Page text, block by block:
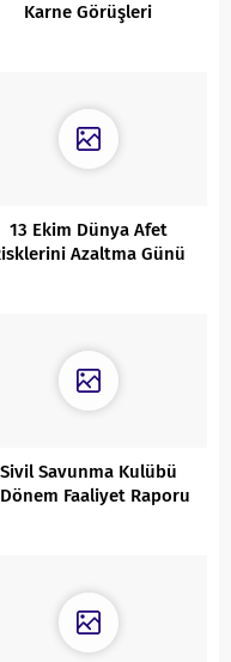
Karne Görüşleri
13 Ekim Dünya Afet
Azaltma Günü
Sivil Savunma Kulübü
Faaliyet Raporu